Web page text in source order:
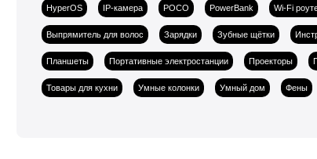
HyperOS IP-камера POCO PowerBank Wi-Fi
Выпрямитель для волос Зарядки Зубные щётки
Планшеты Портативные электростанции Проекторы
Товары для кухни Умные колонки Умный дом Фены